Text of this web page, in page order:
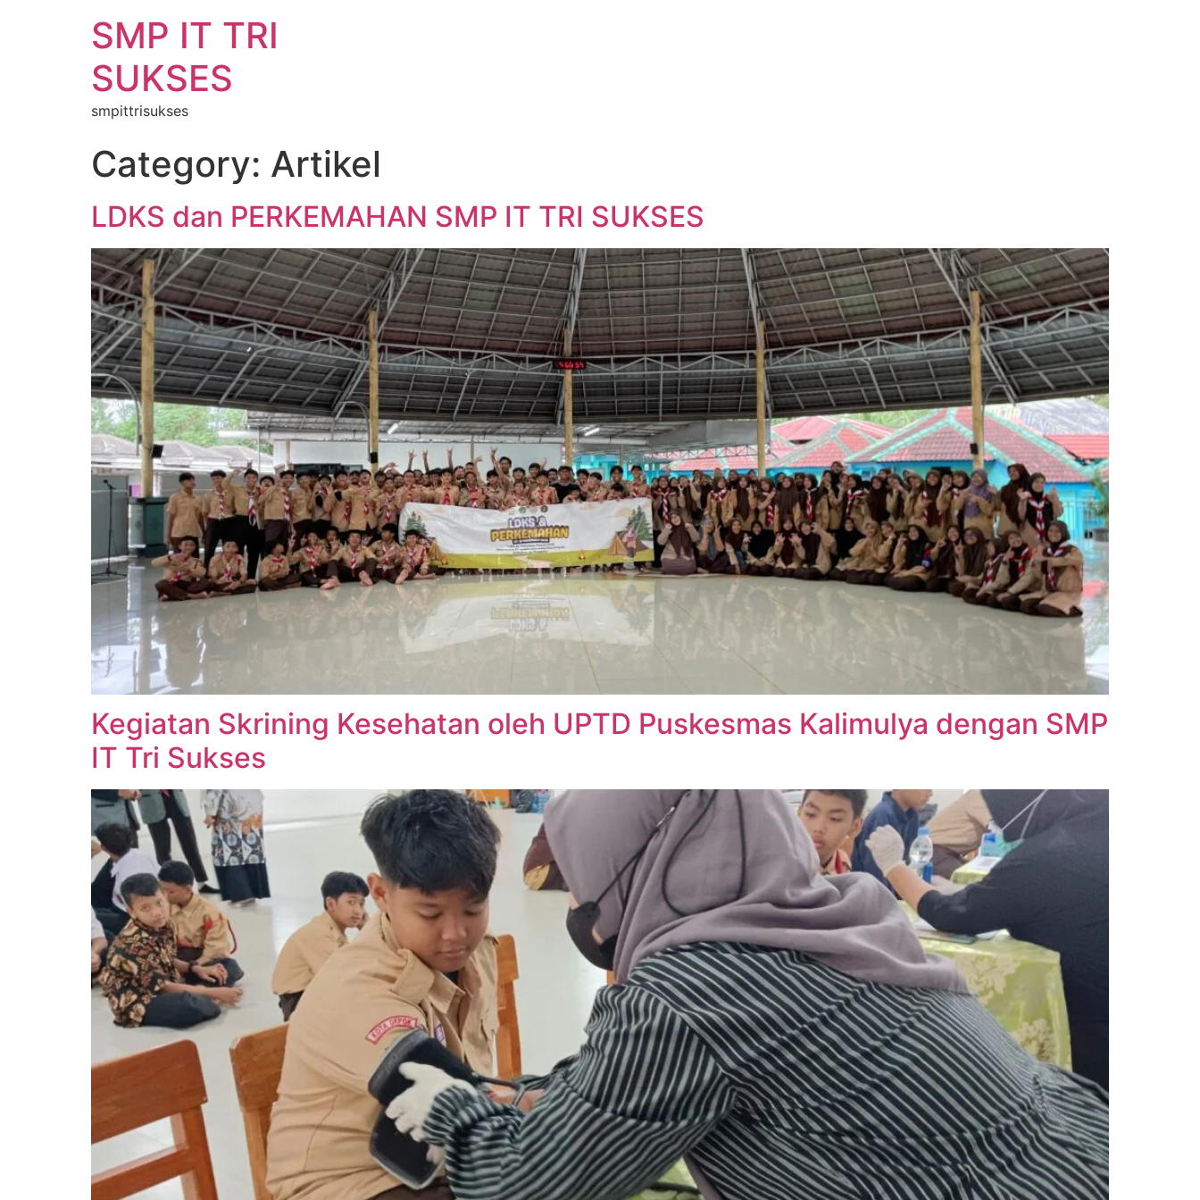
SMP IT TRI
SUKSES
smpittrisukses
Category: Artikel
LDKS dan PERKEMAHAN SMP IT TRI SUKSES
Kegiatan Skrining Kesehatan oleh UPTD Puskesmas Kalimulya dengan SMP
IT Tri Sukses